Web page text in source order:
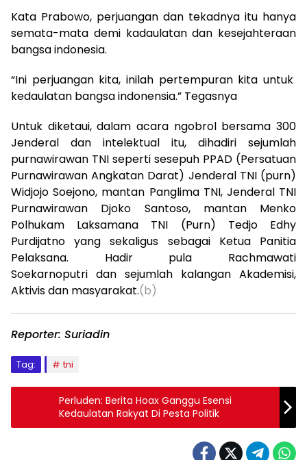
Kata Prabowo, perjuangan dan tekadnya itu hanya
semata-mata demi kadaulatan dan kesejahteraan
bangsa indonesia.
“Ini perjuangan kita, inilah pertempuran kita untuk
kedaulatan bangsa indonensia.” Tegasnya
Untuk diketaui, dalam acara ngobrol bersama 300
Jenderal dan intelektual itu, dihadiri sejumlah
purnawirawan TNI seperti sesepuh PPAD (Persatuan
Purnawirawan Angkatan Darat) Jenderal TNI (purn)
Widjojo Soejono, mantan Panglima TNI, Jenderal TNI
Purnawirawan Djoko Santoso, mantan Menko
Polhukam Laksamana TNI (Purn) Tedjo Edhy
Purdijatno yang sekaligus sebagai Ketua Panitia
Pelaksana. Hadir pula Rachmawati
Soekarnoputri dan sejumlah kalangan Akademisi,
Aktivis dan masyarakat.(b)
Reporter: Suriadin
Tag: tni
Perluden: Berita Hoax Ganggu Esensi
Kedaulatan Rakyat Di Pesta Politik